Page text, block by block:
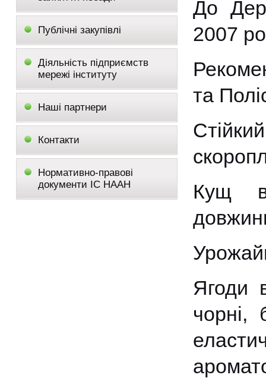
Публічні закупівлі
Діяльність підприємств
мережі інституту
Наші партнери
Контакти
Нормативно-правові
документи ІС НААН
До
2007
та
Кущ
Ягоди
чорні,